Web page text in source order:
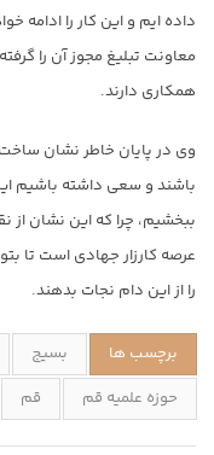
معاونت تبلیغ مجوز آن را
همکاری دارند.
وی در پایان خاطر نشان
باشند و سعی داشته باشیم
ببخشیم، چرا که این نشان
عرصه کارزار جهادی است تا
را از این دام نجات بدهند.
برچسب ها بسیج
حوزه علمیه قم
قم